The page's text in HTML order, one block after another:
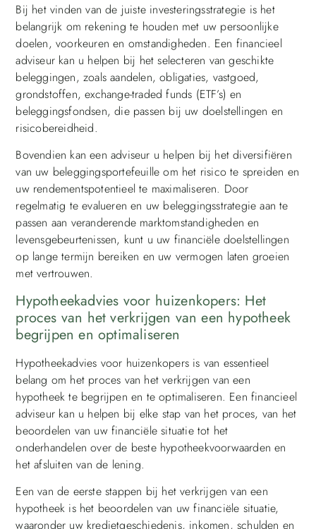
Bij het vinden van de juiste investeringsstrategie is het
belangrijk om rekening te houden met uw persoonlijke
doelen, voorkeuren en omstandigheden. Een financieel
adviseur kan u helpen bij het selecteren van geschikte
beleggingen, zoals aandelen, obligaties, vastgoed,
grondstoffen, exchange-traded funds (ETF’s) en
beleggingsfondsen, die passen bij uw doelstellingen en
risicobereidheid.
Bovendien kan een adviseur u helpen bij het diversifiëren
van uw beleggingsportefeuille om het risico te spreiden en
uw rendementspotentieel te maximaliseren. Door
regelmatig te evalueren en uw beleggingsstrategie aan te
passen aan veranderende marktomstandigheden en
levensgebeurtenissen, kunt u uw financiële doelstellingen
op lange termijn bereiken en uw vermogen laten groeien
met vertrouwen.
Hypotheekadvies voor huizenkopers: Het
proces van het verkrijgen van een hypotheek
begrijpen en optimaliseren
Hypotheekadvies voor huizenkopers is van essentieel
belang om het proces van het verkrijgen van een
hypotheek te begrijpen en te optimaliseren. Een financieel
adviseur kan u helpen bij elke stap van het proces, van het
beoordelen van uw financiële situatie tot het
onderhandelen over de beste hypotheekvoorwaarden en
het afsluiten van de lening.
Een van de eerste stappen bij het verkrijgen van een
hypotheek is het beoordelen van uw financiële situatie,
waaronder uw kredietgeschiedenis, inkomen, schulden en